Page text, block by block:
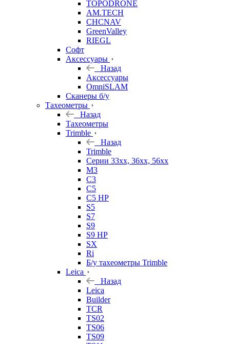
TOPODRONE
AM.TECH
CHCNAV
GreenValley
RIEGL
Софт
Аксессуары
Назад
Аксессуары
OmniSLAM
Сканеры б/у
Тахеометры
Назад
Тахеометры
Trimble
Назад
Trimble
Серии 33xx, 36xx, 56xx
M3
C3
C5
C5 HP
S5
S7
S9
S9 HP
SX
Ri
Б/у тахеометры Trimble
Leica
Назад
Leica
Builder
TCR
TS02
TS06
TS09